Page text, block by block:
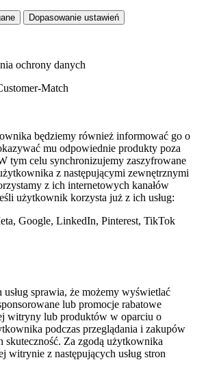
Dopasowanie ustawień
ochrony danych
Match
będziemy również informować go o
mu odpowiednie produkty poza
tym celu synchronizujemy zaszyfrowane
z następującymi zewnętrznymi
z ich internetowych kanałów
użytkownik korzysta już z ich usług:
Google, LinkedIn, Pinterest, TikTok
usług sprawia, że możemy wyświetlać
lub promocje rabatowe
witryny lub produktów w oparciu o
podczas przeglądania i zakupów
skuteczność. Za zgodą użytkownika
witrynie z następujących usług stron